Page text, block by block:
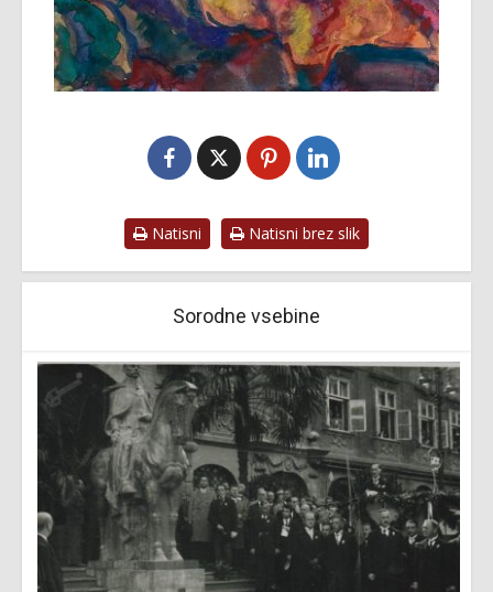
Natisni Natisni brez slik
Sorodne vsebine